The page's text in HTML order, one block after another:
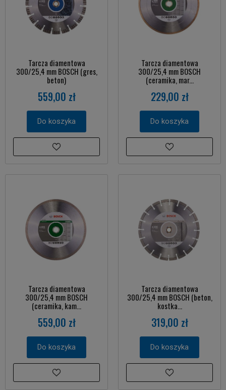
Tarcza diamentowa
300/25,4 mm BOSCH (gres,
beton)
559,00 zł
Do koszyka
Tarcza diamentowa
300/25,4 mm BOSCH
(ceramika, mar...
229,00 zł
Do koszyka
Tarcza diamentowa
300/25,4 mm BOSCH
(ceramika, kam...
559,00 zł
Do koszyka
Tarcza diamentowa
300/25,4 mm BOSCH (beton,
kostka...
319,00 zł
Do koszyka